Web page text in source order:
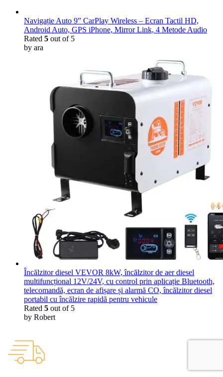
Navigație Auto 9” CarPlay Wireless – Ecran Tactil HD,
Android Auto, GPS iPhone, Mirror Link, 4 Metode Audio
Rated 5 out of 5
by ara
Încălzitor diesel VEVOR 8kW, încălzitor de aer diesel
multifuncțional 12V/24V, cu control prin aplicație Bluetooth,
telecomandă, ecran de afișare și alarmă CO, încălzitor diesel
portabil cu încălzire rapidă pentru vehicule
Rated 5 out of 5
by Robert